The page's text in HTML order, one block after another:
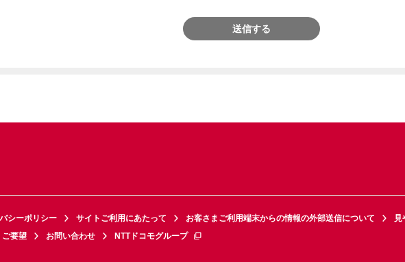
送信する
シーポリシー サイトご利用にあたって お客さまご利用端末からの情報の外部送信について
見
ご要望 お問い合わせ NTTドコモグループ